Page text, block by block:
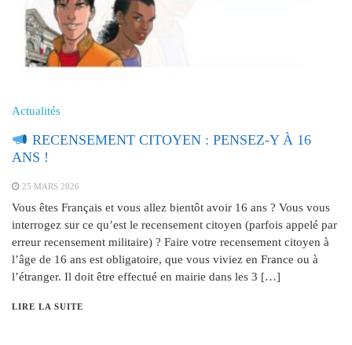
Actualités
RECENSEMENT CITOYEN : PENSEZ-Y À 16
ANS !
25 MARS 2026
Vous êtes Français et vous allez bientôt avoir 16 ans ? Vous vous
interrogez sur ce qu’est le recensement citoyen (parfois appelé par
erreur recensement militaire) ? Faire votre recensement citoyen à
l’âge de 16 ans est obligatoire, que vous viviez en France ou à
l’étranger. Il doit être effectué en mairie dans les 3 […]
LIRE LA SUITE